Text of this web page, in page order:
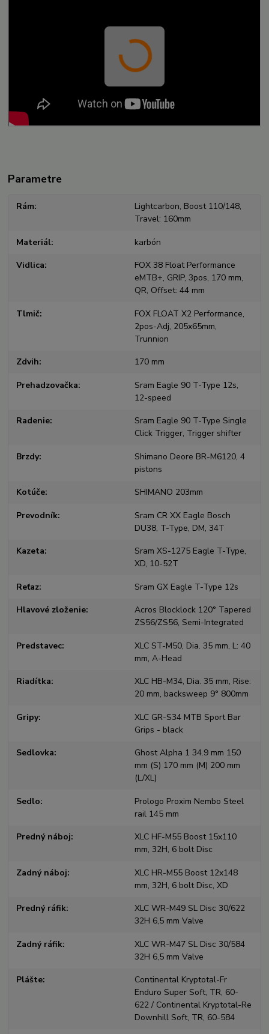
Parametre
Rám
Lightcarbon, Boost 110/148,
Travel: 160mm
Materiál karbón
Vidlica
FOX 38 Float Performance
eMTB+, GRIP, 3pos, 170 mm,
QR, Offset: 44 mm
Tlmič
FOX FLOAT X2 Performance,
2pos-Adj, 205x65mm,
Trunnion
Zdvih 170 mm
Prehadzovačka
Sram Eagle 90 T-Type 12s,
12-speed
Radenie
Sram Eagle 90 T-Type Single
Click Trigger, Trigger shifter
Brzdy
Shimano Deore BR-M6120, 4
pistons
Kotúče SHIMANO 203mm
Prevodník
Sram CR XX Eagle Bosch
DU38, T-Type, DM, 34T
Kazeta
Sram XS-1275 Eagle T-Type,
XD, 10-52T
Reťaz Sram GX Eagle T-Type 12s
Hlavové zloženie
Acros Blocklock 120° Tapered
ZS56/ZS56, Semi-Integrated
Predstavec
XLC ST-M50, Dia. 35 mm, L: 40
mm, A-Head
Riadítka
XLC HB-M34, Dia. 35 mm, Rise:
20 mm, backsweep 9° 800mm
Gripy
XLC GR-S34 MTB Sport Bar
Grips - black
Sedlovka
Ghost Alpha 1 34.9 mm 150
mm (S) 170 mm (M) 200 mm
(L/XL)
Sedlo
Prologo Proxim Nembo Steel
rail 145 mm
Predný náboj
XLC HF-M55 Boost 15x110
mm, 32H, 6 bolt Disc
Zadný náboj
XLC HR-M55 Boost 12x148
mm, 32H, 6 bolt Disc, XD
Predný ráfik
XLC WR-M49 SL Disc 30/622
32H 6,5 mm Valve
Zadný ráfik
XLC WR-M47 SL Disc 30/584
32H 6,5 mm Valve
Plášte
Continental Kryptotal-Fr
Enduro Super Soft, TR, 60-
622 / Continental Kryptotal-Re
Downhill Soft, TR, 60-584